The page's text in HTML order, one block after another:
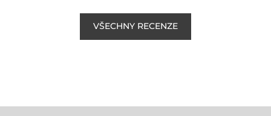
VŠECHNY RECENZE